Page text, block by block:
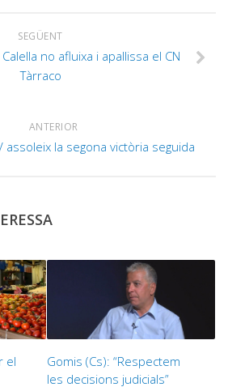
SEGÜENT
Calella no afluixa i apallissa el CN
Tàrraco
ANTERIOR
assoleix la segona victòria seguida
el
Gomis (Cs): “Respectem
les decisions judicials”